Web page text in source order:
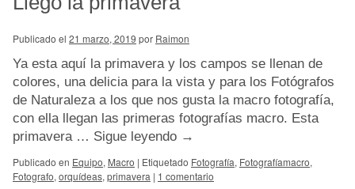
Publicado el 21 marzo, 2019 por Raimon
Ya esta aquí la primavera y los campos se llenan de
colores, una delicia para la vista y para los Fotógrafos
de Naturaleza a los que nos gusta la macro fotografía,
con ella llegan las primeras fotografías macro. Esta
primavera … Sigue leyendo →
Publicado en Equipo, Macro | Etiquetado Fotografía, Fotografíamacro,
Fotografo, orquídeas, primavera | 1 comentario